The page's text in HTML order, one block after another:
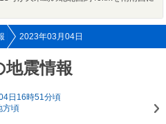
2023年03月04日
地震情報
日16時51分頃
方頃